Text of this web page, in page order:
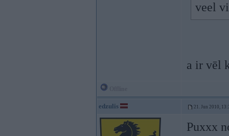
veel
a ir vēl
edzulis 21. Jun 2010,
Puxxx